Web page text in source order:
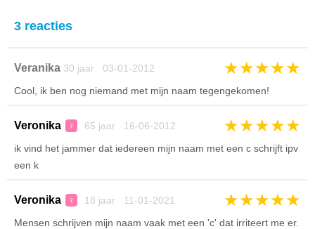
3 reacties
Veranika 30 jaar 03-01-2012 ★★★★★
Cool, ik ben nog niemand met mijn naam tegengekomen!
Veronika ♀ 65 jaar 16-06-2012 ★★★★★
ik vind het jammer dat iedereen mijn naam met een c schrijft ipv
een k
Veronika ♀ 18 jaar 11-01-2021 ★★★★★
Mensen schrijven mijn naam vaak met een 'c' dat irriteert me er.